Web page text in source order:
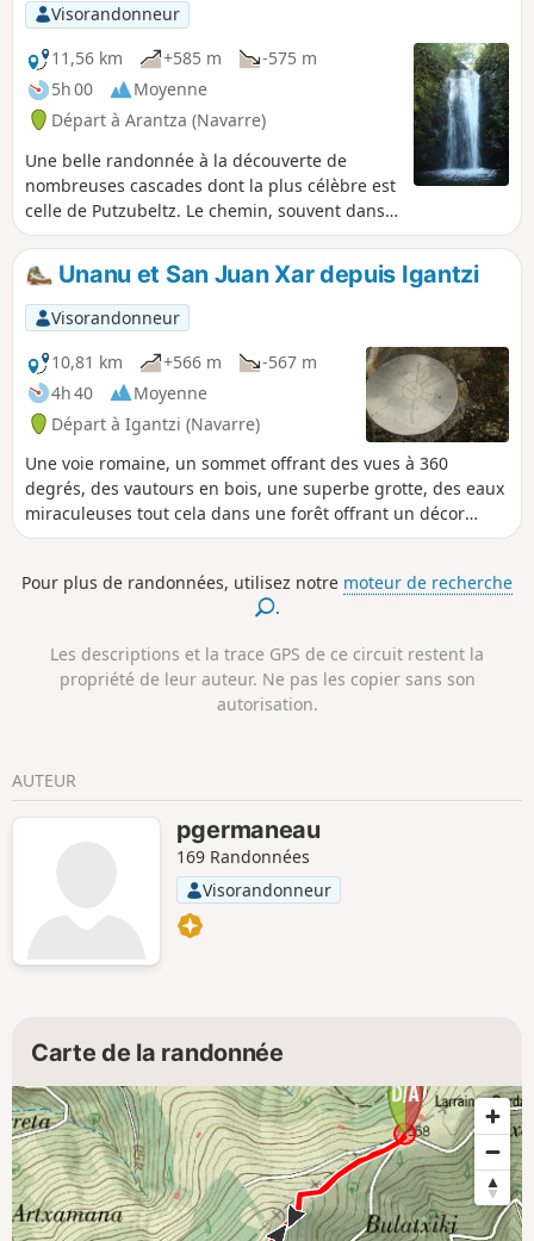
Visorandonneur
11,56 km
+585 m
-575 m
5h 00
Moyenne
Départ à Arantza (Navarre)
Une belle randonnée à la découverte de
nombreuses cascades dont la plus célèbre est
celle de Putzubeltz. Le chemin, souvent dans
la forêt, suit de nombreuses rivières et on est
toujours accompagné par le bruit de l'eau.
Mais une partie du parcours se déroule sur
un tout petit sentier à flanc de montagne, ce
qui peut impressionner les personnes ayant
le vertige. Par ailleurs, on traverse de
nombreuses rivières à gué ce qui peut être
difficile après des périodes de pluie.
Unanu et San Juan Xar depuis Igantzi
Visorandonneur
10,81 km
+566 m
-567 m
4h 40
Moyenne
Départ à Igantzi (Navarre)
Une voie romaine, un sommet offrant des vues à 360
degrés, des vautours en bois, une superbe grotte, des eaux
miraculeuses tout cela dans une forêt offrant un décor
fabuleux : suivez le guide !
Pour plus de randonnées, utilisez notre moteur de recherche
.
Les descriptions et la trace GPS de ce circuit restent la
propriété de leur auteur. Ne pas les copier sans son
autorisation.
AUTEUR
pgermaneau
169 Randonnées
Visorandonneur
Carte de la randonnée